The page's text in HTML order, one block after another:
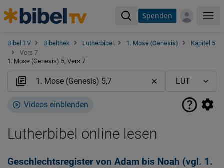
Spenden
Bibel TV Bibelthek Lutherbibel 1. Mose (Genesis)
Kapitel 5
Vers 7
1. Mose (Genesis) 5, Vers 7
Videos einblenden
Lutherbibel online lesen
Geschlechtsregister von Adam bis Noah (vgl. 1.